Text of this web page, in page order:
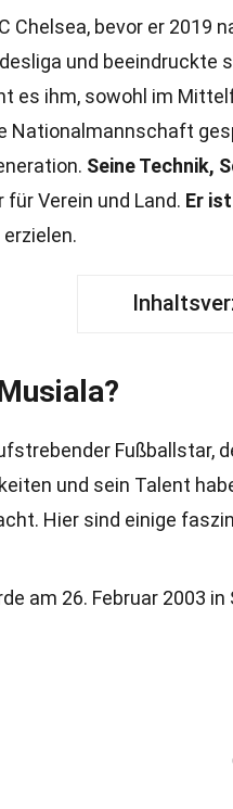
Chelsea, bevor er 2019
und beeindruckte
es ihm, sowohl im
Nationalmannschaft
Seine Technik,
Verein und Land. Er
Fußballstar,
und sein Talent
Hier sind einige
am 26. Februar 2003